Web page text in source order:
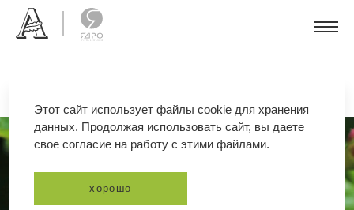
Этот сайт использует файлы cookie для хранения
данных. Продолжая использовать сайт, вы даете
свое согласие на работу с этими файлами.
хорошо